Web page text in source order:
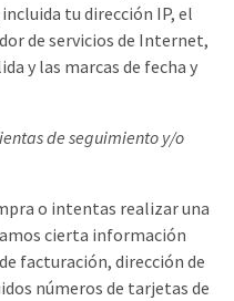
tu dirección IP, el
de servicios de Internet,
y las marcas de fecha y
de seguimiento y/o
o intentas realizar una
cierta información
facturación, dirección de
números de tarjetas de